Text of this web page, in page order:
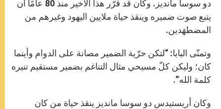
دو سوسا مانديز. وكان قد قرّر هذا الأخير منذ 80 عامًا أن
يتبع صوت ضميره وينقذ حياة ملايين اليهود وغيرهم من
المضطهَدين.
وتمنّى البابا: “لتكن حرّية الضمير مصانة على الدوام وأينما
كان؛ وليكن كلّ مسيحي مثال التناغم بضمير مستقيم تنيره
كلمة الله”.
وكان أريستيدس دو سوسا مانديز ينقذ حياة من كان